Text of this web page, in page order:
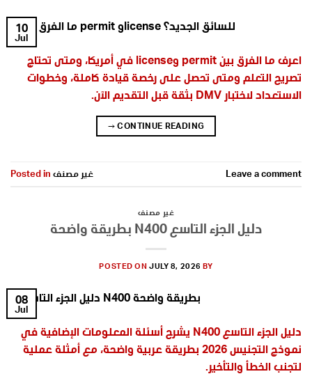
10
Jul
اعرف ما الفرق بين permit وlicense في أمريكا، ومتى تحتاج
تصريح التعلم ومتى تحصل على رخصة قيادة كاملة، وخطوات
الاستعداد لاختبار DMV بثقة قبل التقديم الآن.
CONTINUE READING
→
Posted in غير مصنف Leave a comment
غير مصنف
دليل الجزء التاسع N400 بطريقة واضحة
POSTED ONJULY 8, 2026 BY
08
Jul
دليل الجزء التاسع N400 يشرح أسئلة المعلومات الإضافية في
نموذج التجنيس 2026 بطريقة عربية واضحة، مع أمثلة عملية
لتجنب الخطأ والتأخير.